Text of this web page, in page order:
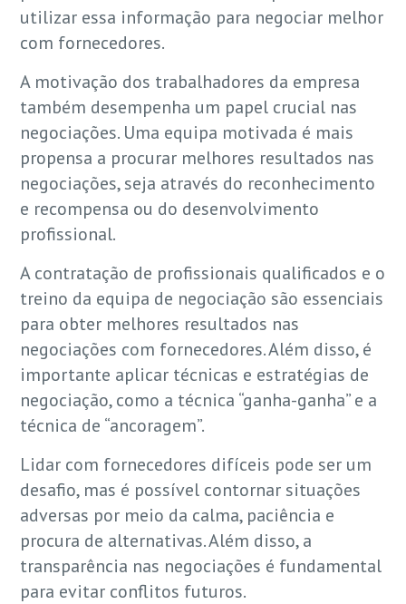
utilizar essa informação para negociar melhor
com fornecedores.
A motivação dos trabalhadores da empresa
também desempenha um papel crucial nas
negociações. Uma equipa motivada é mais
propensa a procurar melhores resultados nas
negociações, seja através do reconhecimento
e recompensa ou do desenvolvimento
profissional.
A contratação de profissionais qualificados e o
treino da equipa de negociação são essenciais
para obter melhores resultados nas
negociações com fornecedores. Além disso, é
importante aplicar técnicas e estratégias de
negociação, como a técnica “ganha-ganha” e a
técnica de “ancoragem”.
Lidar com fornecedores difíceis pode ser um
desafio, mas é possível contornar situações
adversas por meio da calma, paciência e
procura de alternativas. Além disso, a
transparência nas negociações é fundamental
para evitar conflitos futuros.